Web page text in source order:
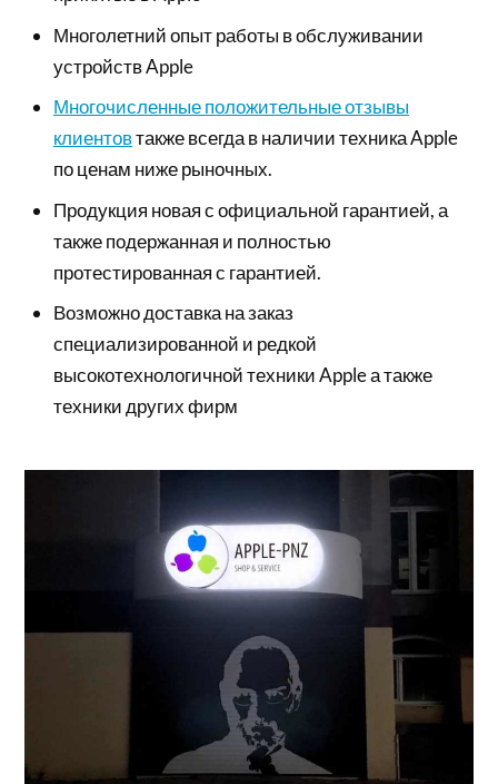
Многолетний опыт работы в обслуживании
устройств Apple
Многочисленные положительные отзывы
клиентовтакже всегда в наличии техника Apple
по ценам ниже рыночных.
Продукция новая с официальной гарантией, а
также подержанная и полностью
протестированная с гарантией.
Возможно доставка на заказ
специализированной и редкой
высокотехнологичной техники Apple а также
техники других фирм